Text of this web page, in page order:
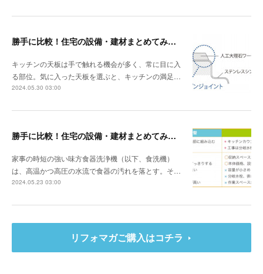
勝手に比較！住宅の設備・建材まとめてみました！～キッチン天板の素材編
キッチンの天板は手で触れる機会が多く、常に目に入
る部位。気に入った天板を選ぶと、キッチンの満足…
2024.05.30 03:00
勝手に比較！住宅の設備・建材まとめてみました！～食器洗浄機編
家事の時短の強い味方食器洗浄機（以下、食洗機）
は、高温かつ高圧の水流で食器の汚れを落とす。そ…
2024.05.23 03:00
リフォマガご購入はコチラ